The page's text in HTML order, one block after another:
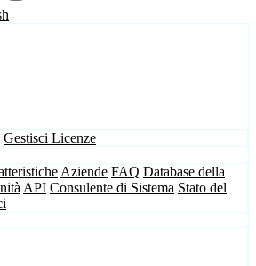
Gestisci Licenze
Aziende FAQ Database della
API Consulente di Sistema Stato del